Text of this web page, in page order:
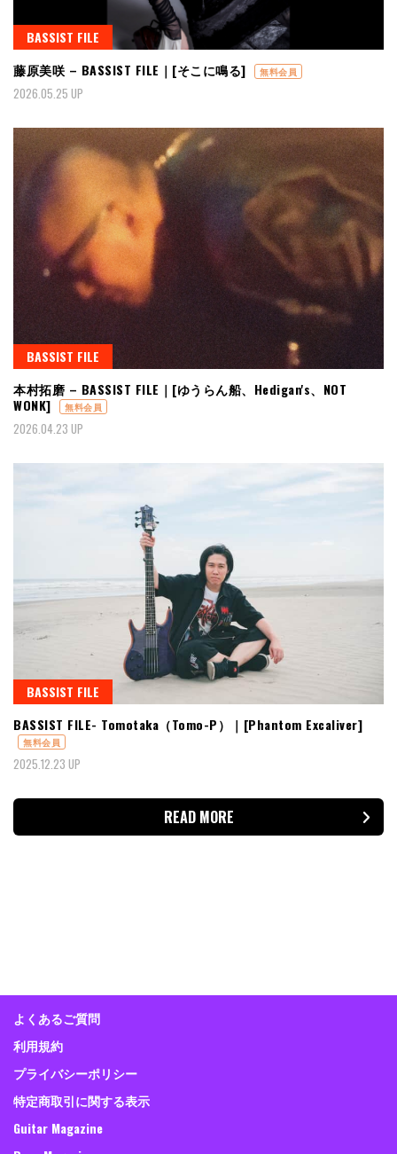
BASSIST FILE
藤原美咲 – BASSIST FILE｜[そこに鳴る]
無料会員
2026.05.25 UP
BASSIST FILE
本村拓磨 – BASSIST FILE｜[ゆうらん船、Hedigan's、NOT
WONK]
無料会員
2026.04.23 UP
BASSIST FILE
BASSIST FILE- Tomotaka（Tomo-P）｜[Phantom Excaliver]
無料会員
2025.12.23 UP
READ MORE
よくあるご質問
利用規約
プライバシーポリシー
特定商取引に関する表示
Guitar Magazine